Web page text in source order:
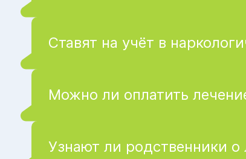
Ставят на учёт в
Можно ли оплатить
Узнают ли родственники о